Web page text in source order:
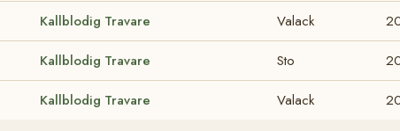
Kallblodig Travare Valack
Kallblodig Travare Sto
Kallblodig Travare Valack